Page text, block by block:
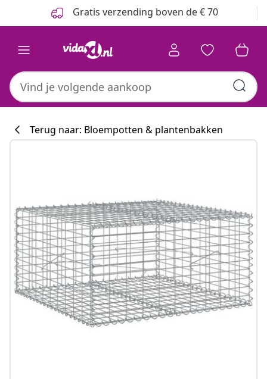
Gratis verzending boven de € 70
Terug naar: Bloempotten & plantenbakken